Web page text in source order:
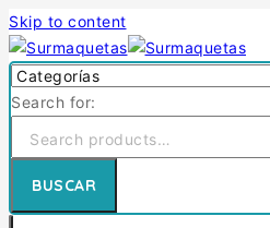
Skip to content
Search for:
BUSCAR